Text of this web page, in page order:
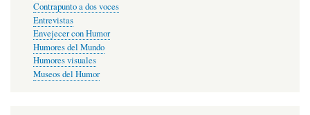
Contrapunto a dos voces
Entrevistas
Envejecer con Humor
Humores del Mundo
Humores visuales
Museos del Humor